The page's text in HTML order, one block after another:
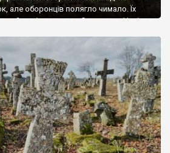
але оборонців полягло чимало. Їх
який тоді називався Замковим. Нині на
століття, є такі, де епітафії стер […]